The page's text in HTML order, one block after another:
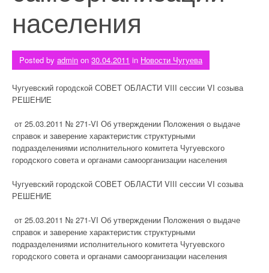
населения
Posted by admin on 30.04.2011 in Новости Чугуева
Чугуевский городской СОВЕТ ОБЛАСТИ VIII сессии VI созыва
РЕШЕНИЕ
от 25.03.2011 № 271-VI Об утверждении Положения о выдаче
справок и заверение характеристик структурными
подразделениями исполнительного комитета Чугуевского
городского совета и органами самоорганизации населения
Чугуевский городской СОВЕТ ОБЛАСТИ VIII сессии VI созыва
РЕШЕНИЕ
от 25.03.2011 № 271-VI Об утверждении Положения о выдаче
справок и заверение характеристик структурными
подразделениями исполнительного комитета Чугуевского
городского совета и органами самоорганизации населения